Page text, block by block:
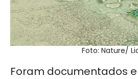
Foto: Nature/
Foram documentados